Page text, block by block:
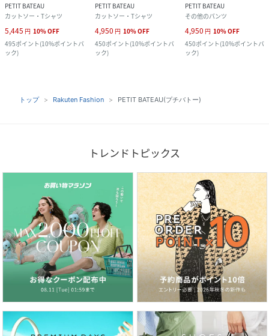
PETIT BATEAU
カットソー・Tシャツ
5,445 円 10%OFF
495ポイント(10%ポイントバ
ック)
PETIT BATEAU
カットソー・Tシャツ
4,950 円 10%OFF
450ポイント(10%ポイントバ
ック)
PETIT BATEAU
その他のパンツ
4,950 円 10%OFF
450ポイント(10%ポイントバ
ック)
トップ Rakuten Fashion PETIT BATEAU(プチバトー)
トレンドトピックス